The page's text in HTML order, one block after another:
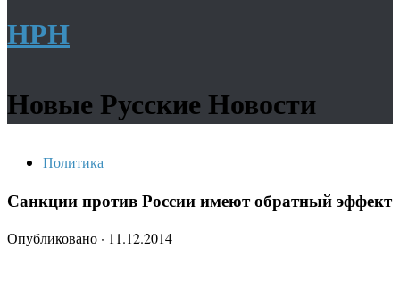
НРН
Новые Русские Новости
Политика
Санкции против России имеют обратный эффект
Опубликовано · 11.12.2014